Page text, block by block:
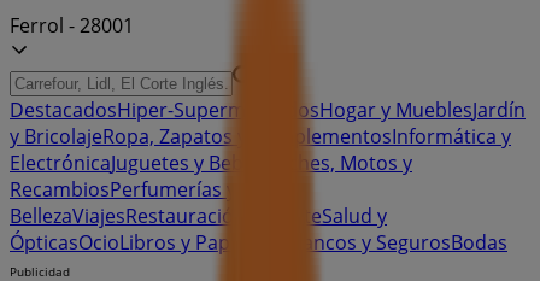
Ferrol - 28001
DestacadosHiper-SupermercadosHogar y MueblesJardín
y BricolajeRopa, Zapatos y ComplementosInformática y
ElectrónicaJuguetes y Bebés
Coches, Motos y
RecambiosPerfumerías y
BellezaViajesRestauración DeporteSalud y
ÓpticasOcioLibros y Papelerías Bancos y SegurosBodas
Publicidad